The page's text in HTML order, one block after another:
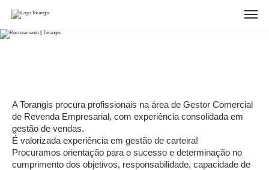
A Torangis procura profissionais na área de Gestor Comercial
de Revenda Empresarial, com experiência consolidada em
gestão de vendas.
É valorizada experiência em gestão de carteira!
Procuramos orientação para o sucesso e determinação no
cumprimento dos objetivos, responsabilidade, capacidade de